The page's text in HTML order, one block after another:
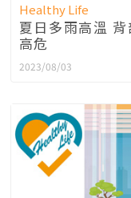
Healthy Life
夏日多雨高溫
高危
2023/08/03